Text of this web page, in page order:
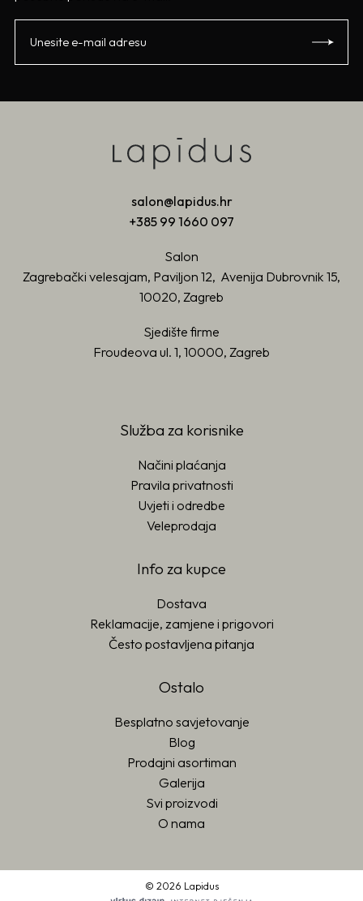
salon@lapidus.hr
+385 99 1660 097
Salon
Zagrebački velesajam, Paviljon 12, Avenija Dubrovnik 15,
10020, Zagreb
Sjedište firme
Froudeova ul. 1, 10000, Zagreb
Služba za korisnike
Načini plaćanja
Pravila privatnosti
Uvjeti i odredbe
Veleprodaja
Info za kupce
Dostava
Reklamacije, zamjene i prigovori
Često postavljena pitanja
Ostalo
Besplatno savjetovanje
Blog
Prodajni asortiman
Galerija
Svi proizvodi
O nama
© 2026 Lapidus